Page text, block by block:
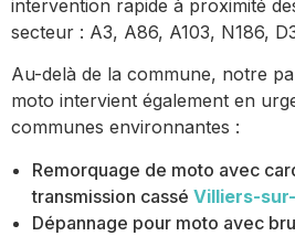
intervention rapide à proximité
secteur : A3, A86, A103, N186,
Au-delà de la commune, notre
moto intervient également en
communes environnantes :
Remorquage de moto avec
transmission cassé Villiers-
Dépannage pour moto avec